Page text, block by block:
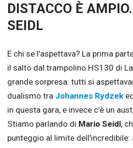
DISTACCO È
SEIDL
E chi se l’aspettava? La prima
il salto dal trampolino HS130 di
grande sorpresa: tutti si
dualismo tra Johannes Rydzek
in questa gara, e invece c’è un
Stiamo parlando di Mario Seidl,
punteggio al limite